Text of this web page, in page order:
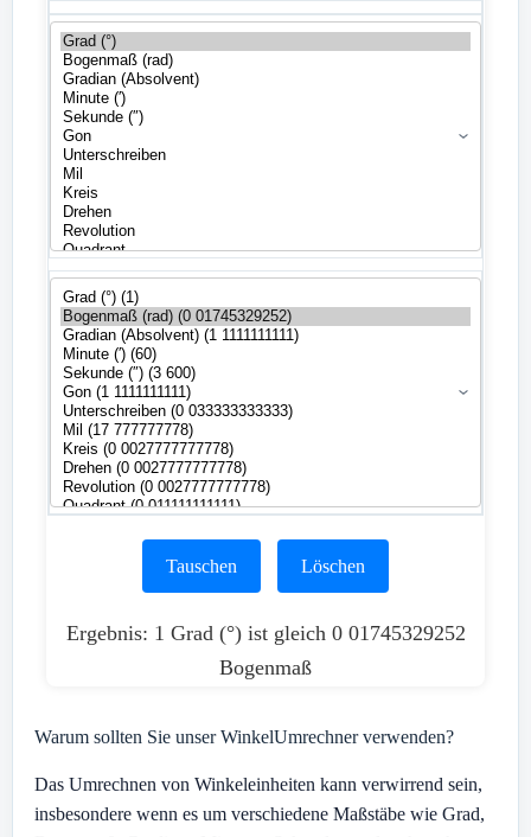
Tauschen Löschen
Ergebnis: 1 Grad (°) ist gleich 0 01745329252
Bogenmaß
Warum sollten Sie unser WinkelUmrechner verwenden?
Das Umrechnen von Winkeleinheiten kann verwirrend sein,
insbesondere wenn es um verschiedene Maßstäbe wie Grad,